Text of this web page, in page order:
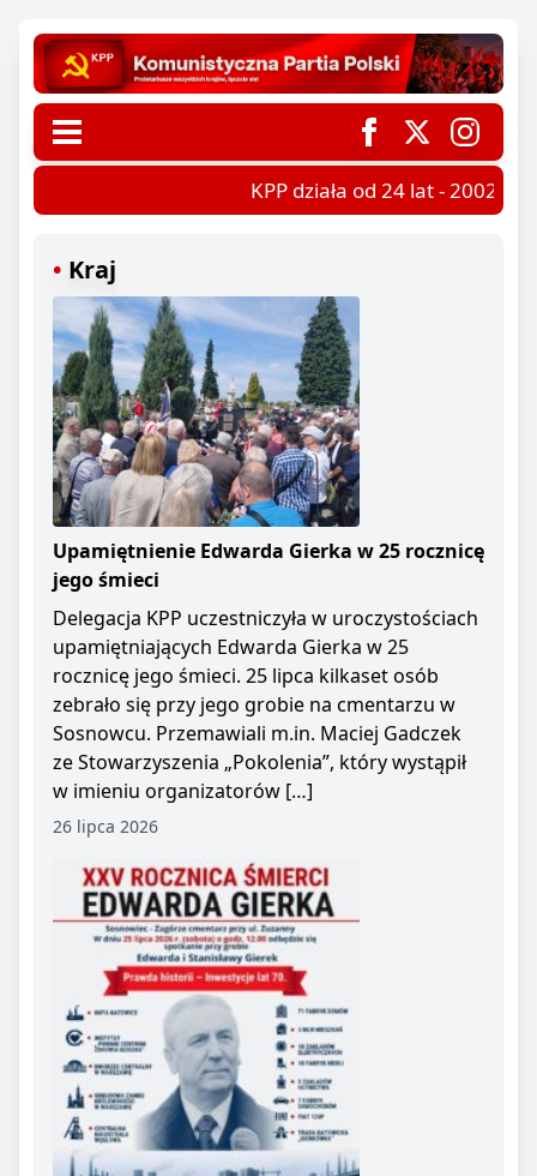
KPP działa od 24 lat - 2002-
Kraj
Upamiętnienie Edwarda Gierka w 25 rocznicę
jego śmieci
Delegacja KPP uczestniczyła w uroczystościach
upamiętniających Edwarda Gierka w 25
rocznicę jego śmieci. 25 lipca kilkaset osób
zebrało się przy jego grobie na cmentarzu w
Sosnowcu. Przemawiali m.in. Maciej Gadczek
ze Stowarzyszenia „Pokolenia”, który wystąpił
w imieniu organizatorów […]
26 lipca 2026